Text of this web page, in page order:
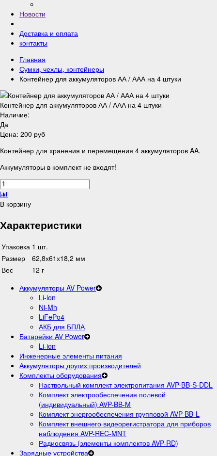
Новости
Доставка и оплата
контакты
Главная
Сумки, чехлы, контейнеры
Контейнер для аккумуляторов АА / ААА на 4 штуки
Контейнер для аккумуляторов АА / ААА на 4 штуки
Наличие:
Да
Цена: 200 руб
Контейнер для хранения и перемещения 4 аккумуляторов AA.
Аккумуляторы в комплект не входят!
В корзину
Характеристики
Упаковка 1 шт.
Размер
62,8х61х18,2 мм
Вес
12 г
Аккумуляторы AV Power
Li-ion
Ni-Mh
LiFePo4
АКБ для БПЛА
Батарейки AV Power
Li-ion
Инженерные элементы питания
Аккумуляторы других производителей
Комплекты оборудования
Наствольный комплект электропитания AVP-BB-S-DDL
Комплект электрообеспечения полевой
(индивидуальный) AVP-BB-M
Комплект энергообеспечения групповой AVP-BB-L
Комплект внешнего видеорегистратора для приборов
наблюдения AVP-REC-MNT
Радиосвязь (элементы комплектов AVP-RD)
Зарядные устройства